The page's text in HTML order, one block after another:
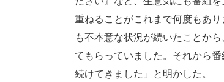
重ねることがこれまで何度もあ
も不本意な状況が続いたことか
てもらっていました。それから
続けてきました」と明かした。